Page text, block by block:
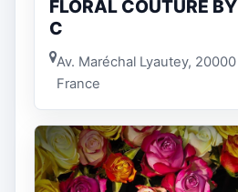
FLORAL COUTURE
C
Av. Maréchal Lyautey,
France